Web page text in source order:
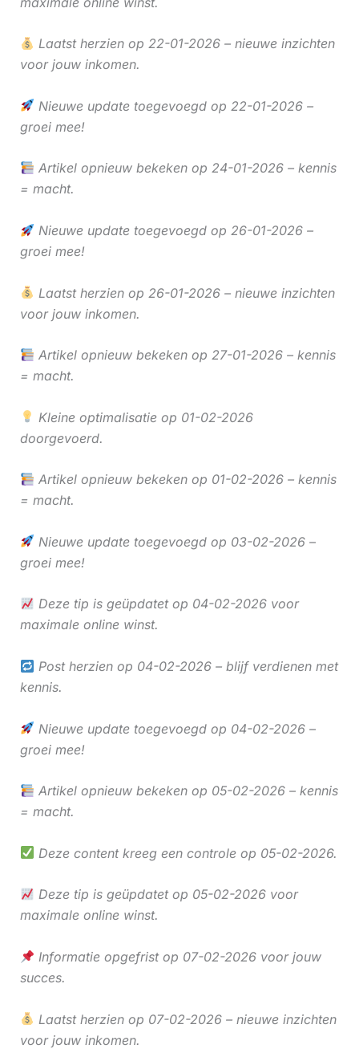
Laatst herzien op 22-01-2026 – nieuwe inzichten
voor jouw inkomen.
Nieuwe update toegevoegd op 22-01-2026 –
groei mee!
Artikel opnieuw bekeken op 24-01-2026 – kennis
= macht.
Nieuwe update toegevoegd op 26-01-2026 –
groei mee!
Laatst herzien op 26-01-2026 – nieuwe inzichten
voor jouw inkomen.
Artikel opnieuw bekeken op 27-01-2026 – kennis
= macht.
Kleine optimalisatie op 01-02-2026
doorgevoerd.
Artikel opnieuw bekeken op 01-02-2026 – kennis
= macht.
Nieuwe update toegevoegd op 03-02-2026 –
groei mee!
Deze tip is geüpdatet op 04-02-2026 voor
maximale online winst.
Post herzien op 04-02-2026 – blijf verdienen met
kennis.
Nieuwe update toegevoegd op 04-02-2026 –
groei mee!
Artikel opnieuw bekeken op 05-02-2026 – kennis
= macht.
Deze content kreeg een controle op 05-02-2026.
Deze tip is geüpdatet op 05-02-2026 voor
maximale online winst.
Informatie opgefrist op 07-02-2026 voor jouw
succes.
Laatst herzien op 07-02-2026 – nieuwe inzichten
voor jouw inkomen.